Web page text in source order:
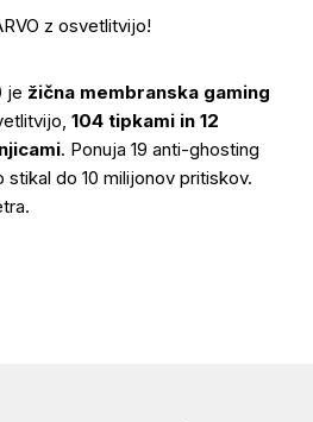
z osvetlitvijo!
je žična membranska gaming
104 tipkami in 12
. Ponuja 19 anti-ghosting
do 10 milijonov pritiskov.